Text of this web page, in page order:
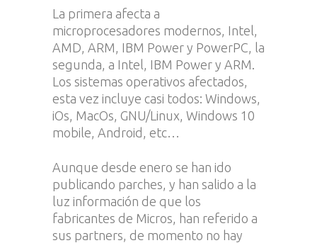
La primera afecta a
microprocesadores modernos, Intel,
AMD, ARM, IBM Power y PowerPC, la
segunda, a Intel, IBM Power y ARM.
Los sistemas operativos afectados,
esta vez incluye casi todos: Windows,
iOs, MacOs, GNU/Linux, Windows 10
mobile, Android, etc…
Aunque desde enero se han ido
publicando parches, y han salido a la
luz información de que los
fabricantes de Micros, han referido a
sus partners, de momento no hay